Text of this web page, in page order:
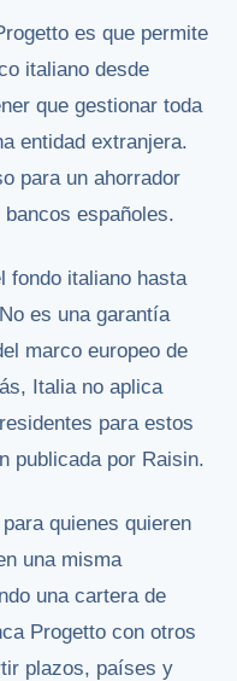
es que permite
italiano desde
que gestionar toda
entidad extranjera.
para un ahorrador
españoles.
fondo italiano hasta
es una garantía
marco europeo de
Italia no aplica
para estos
publicada por Raisin.
quienes quieren
una misma
una cartera de
Progetto con otros
plazos, países y